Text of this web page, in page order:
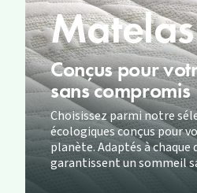
Matelas
Conçus pour
sans compromis
Choisissez parmi notre
écologiques conçus pour
planète. Adaptés à chaque
garantissent un sommeil